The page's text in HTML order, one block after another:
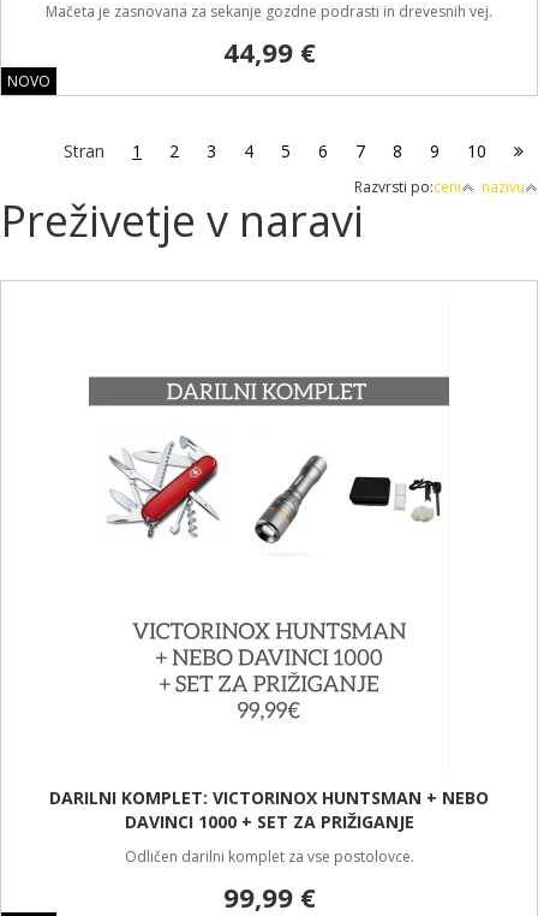
NOVO
Mačeta je zasnovana za sekanje gozdne podrasti in drevesnih vej.
44,99 €
Stran 1 2 3 4 5 6 7 8 9 10
Razvrsti po:ceni nazivu
Preživetje v naravi
DARILNI KOMPLET: VICTORINOX HUNTSMAN + NEBO
DAVINCI 1000 + SET ZA PRIŽIGANJE
Odličen darilni komplet za vse postolovce.
99,99 €